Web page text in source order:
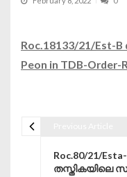
Roc.18133/21/Est-
Peon in TDB-Order-
Roc.80/21/
തസ്തികയിലെ